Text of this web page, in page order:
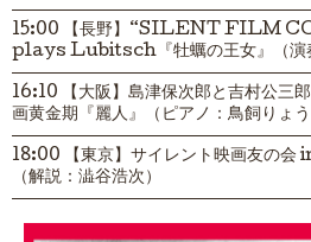
15:00 【長野】“SILENT FILM
plays Lubitsch『牡蠣の王女』（演
16:10 【大阪】島津保次郎と吉村公三
画黄金期『麗人』（ピアノ：鳥飼りょう
18:00 【東京】サイレント映画友の会
（解説：澁谷浩次）